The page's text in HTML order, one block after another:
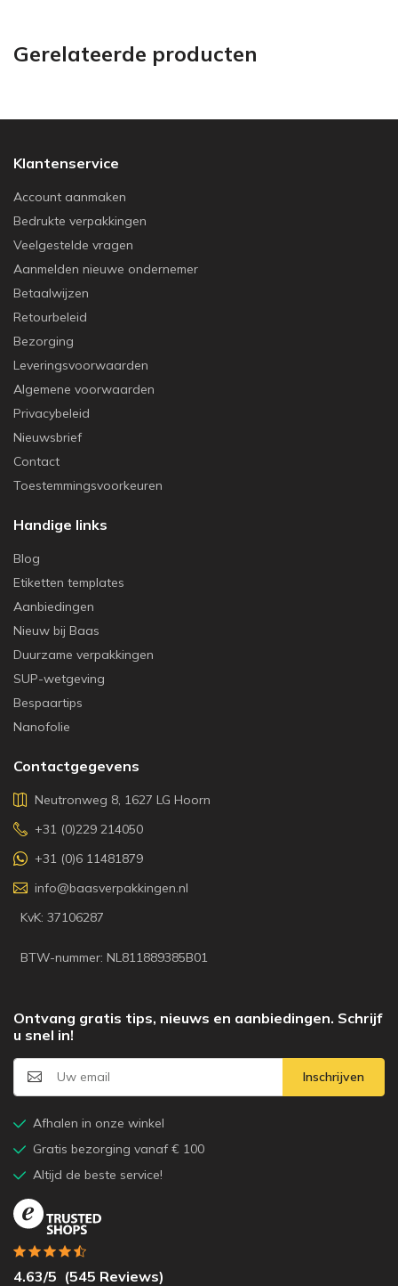
Gerelateerde producten
Klantenservice
Account aanmaken
Bedrukte verpakkingen
Veelgestelde vragen
Aanmelden nieuwe ondernemer
Betaalwijzen
Retourbeleid
Bezorging
Leveringsvoorwaarden
Algemene voorwaarden
Privacybeleid
Nieuwsbrief
Contact
Toestemmingsvoorkeuren
Handige links
Blog
Etiketten templates
Aanbiedingen
Nieuw bij Baas
Duurzame verpakkingen
SUP-wetgeving
Bespaartips
Nanofolie
Contactgegevens
Neutronweg 8, 1627 LG Hoorn
+31 (0)229 214050
+31 (0)6 11481879
info@baasverpakkingen.nl
KvK: 37106287
BTW-nummer: NL811889385B01
Ontvang gratis tips, nieuws en aanbiedingen. Schrijf
u snel in!
Inschrijven
Afhalen in onze winkel
Gratis bezorging vanaf € 100
Altijd de beste service!
4.63/5 (545 Reviews)